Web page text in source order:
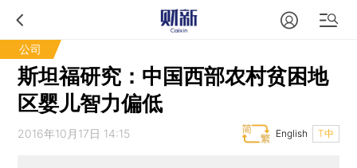
公司
斯坦福研究：中国西部农村贫困地
区婴儿智力偏低
2016年10月17日 14:15 T中
English